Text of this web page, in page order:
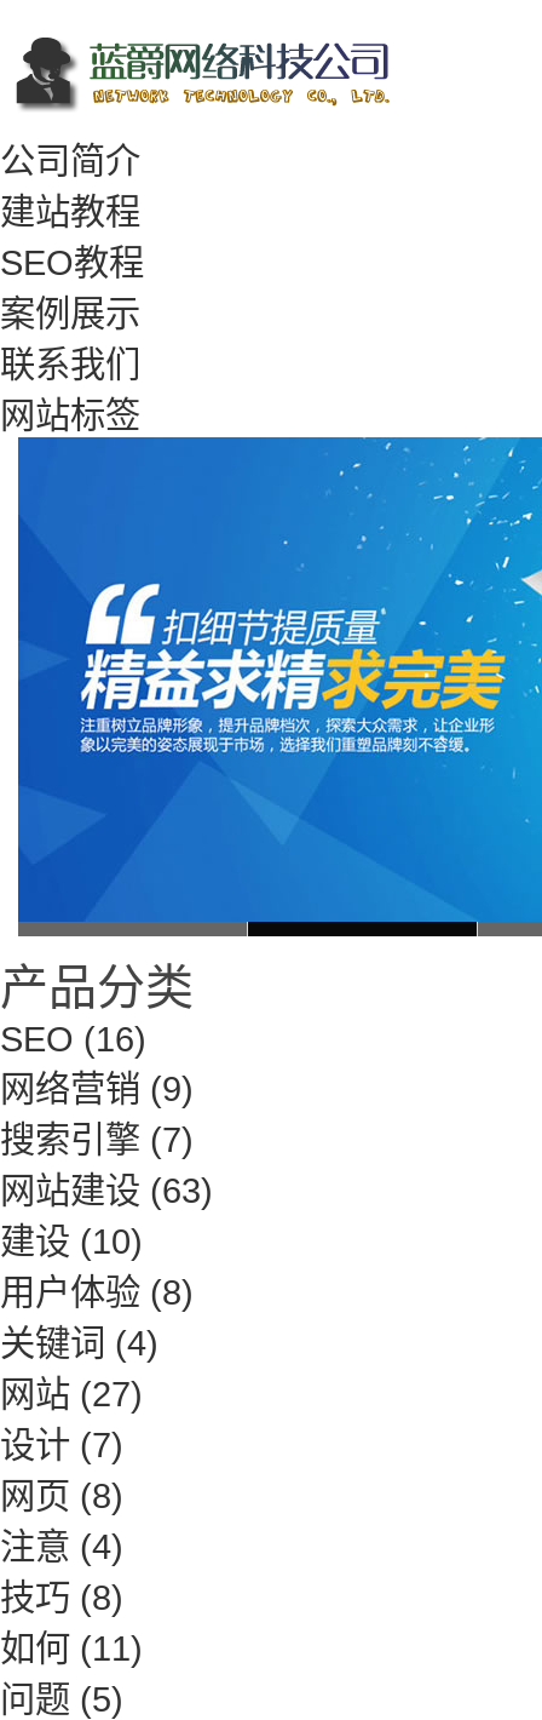
公司简介
建站教程
SEO教程
案例展示
联系我们
网站标签
产品分类
SEO (16)
网络营销 (9)
搜索引擎 (7)
网站建设 (63)
建设 (10)
用户体验 (8)
关键词 (4)
网站 (27)
设计 (7)
网页 (8)
注意 (4)
技巧 (8)
如何 (11)
问题 (5)